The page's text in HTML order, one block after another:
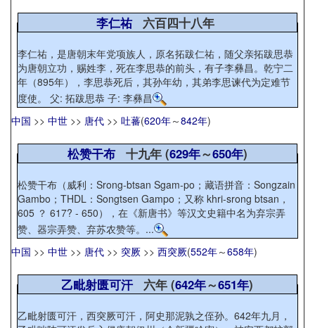
李仁祐六百四十八年
李仁祐，是唐朝末年党项族人，原名拓跋仁祐，随父亲拓跋思恭
为唐朝立功，赐姓李，死在李思恭的前头，有子李彝昌。乾宁二
年（895年），李思恭死后，其孙年幼，其弟李思谏代为定难节
度使。 父: 拓跋思恭 子: 李彝昌
中国 >> 中世 >> 唐代 >> 吐蕃(620年～842年)
松赞干布十九年 (629年～650年)
松赞干布（威利：Srong-btsan Sgam-po；藏语拼音：Songzain
Gambo；THDL：Songtsen Gampo；又称 khri-srong btsan，
605 ？ 617? - 650），在《新唐书》等汉文史籍中名为弃宗弄
赞、器宗弄赞、弃苏农赞等。...
中国 >> 中世 >> 唐代 >> 突厥 >> 西突厥(552年～658年)
乙毗射匮可汗六年 (642年～651年)
乙毗射匮可汗，西突厥可汗，阿史那泥孰之侄孙。642年九月，